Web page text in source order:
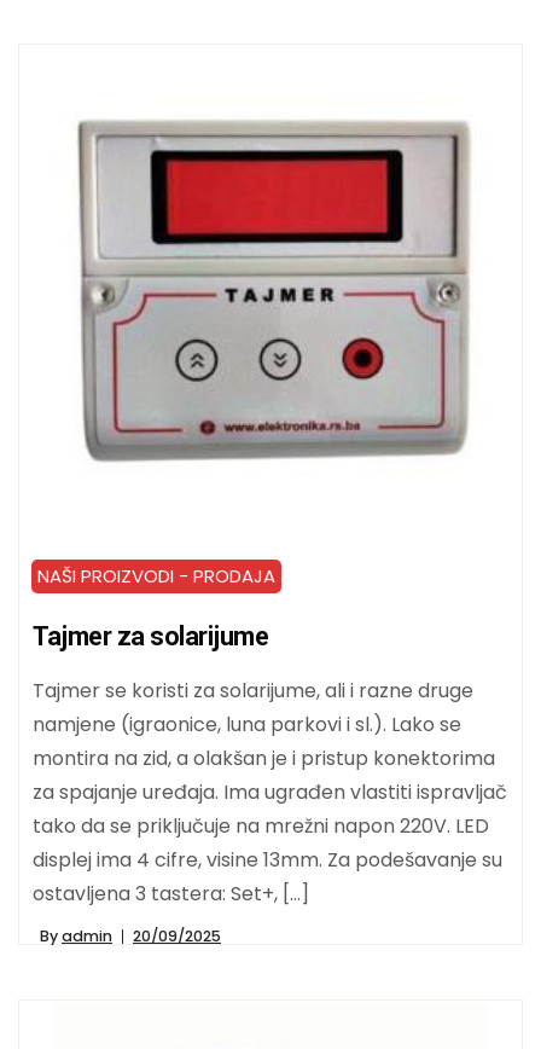
NAŠI PROIZVODI - PRODAJA
Tajmer za solarijume
Tajmer se koristi za solarijume, ali i razne druge
namjene (igraonice, luna parkovi i sl.). Lako se
montira na zid, a olakšan je i pristup konektorima
za spajanje uređaja. Ima ugrađen vlastiti ispravljač
tako da se priključuje na mrežni napon 220V. LED
displej ima 4 cifre, visine 13mm. Za podešavanje su
ostavljena 3 tastera: Set+, […]
Byadmin 20/09/2025